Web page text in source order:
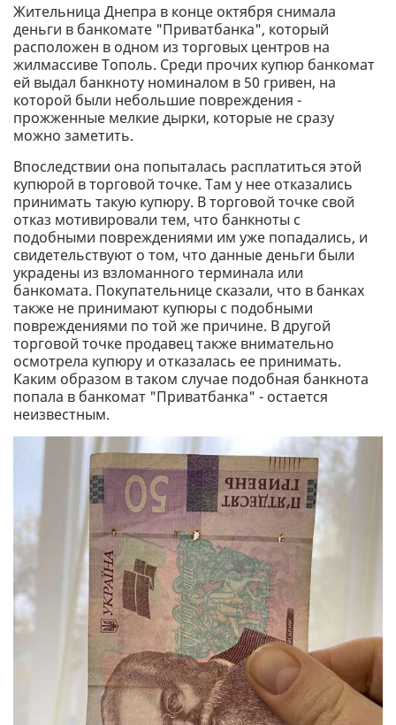
Жительница Днепра в конце октября снимала
деньги в банкомате "Приватбанка", который
расположен в одном из торговых центров на
жилмассиве Тополь. Среди прочих купюр банкомат
ей выдал банкноту номиналом в 50 гривен, на
которой были небольшие повреждения -
прожженные мелкие дырки, которые не сразу
можно заметить.
Впоследствии она попыталась расплатиться этой
купюрой в торговой точке. Там у нее отказались
принимать такую купюру. В торговой точке свой
отказ мотивировали тем, что банкноты с
подобными повреждениями им уже попадались, и
свидетельствуют о том, что данные деньги были
украдены из взломанного терминала или
банкомата. Покупательнице сказали, что в банках
также не принимают купюры с подобными
повреждениями по той же причине. В другой
торговой точке продавец также внимательно
осмотрела купюру и отказалась ее принимать.
Каким образом в таком случае подобная банкнота
попала в банкомат "Приватбанка" - остается
неизвестным.